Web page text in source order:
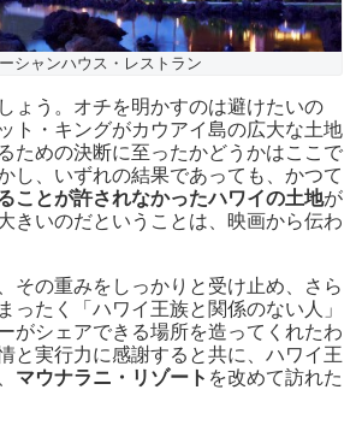
シャンハウス・レストラン
ょう。オチを明かすのは避けたいの
ト・キングがカウアイ島の広大な土地
ための決断に至ったかどうかはここで
し、いずれの結果であっても、かつて
ことが許されなかったハワイの土地が
きいのだということは、映画から伝わ
その重みをしっかりと受け止め、さら
ったく「ハワイ王族と関係のない人」
がシェアできる場所を造ってくれたわ
と実行力に感謝すると共に、ハワイ王
マウナラニ・リゾート を改めて訪れた